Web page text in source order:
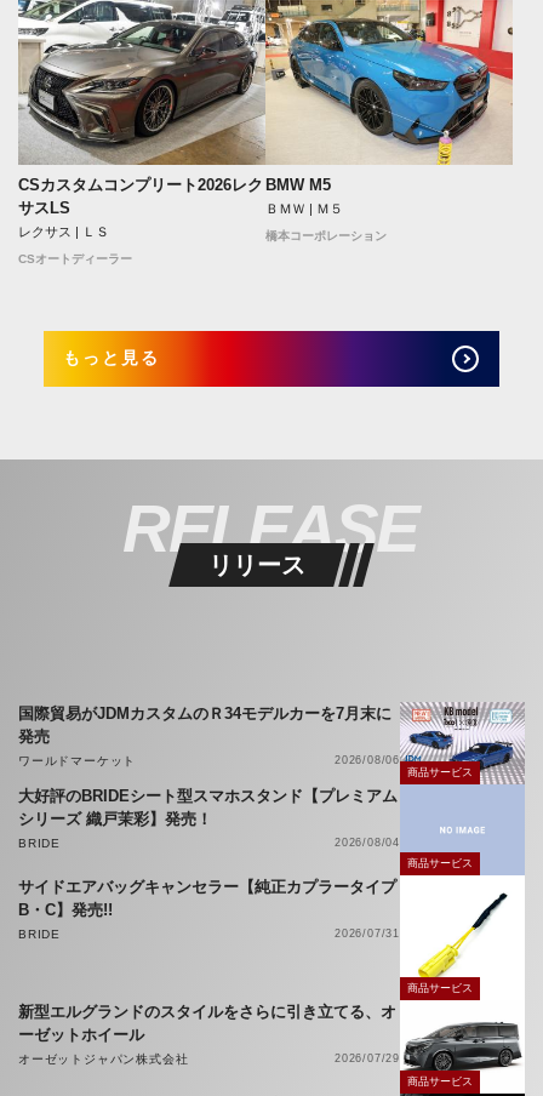
CSカスタムコンプリート2026レク
サスLS
レクサス | ＬＳ
CSオートディーラー
BMW M5
ＢＭＷ | Ｍ５
橋本コーポレーション
もっと見る
RELEASE
リリース
国際貿易がJDMカスタムのＲ34モデルカーを7月末に
発売
ワールドマーケット
2026/08/06
商品サービス
大好評のBRIDEシート型スマホスタンド【プレミアム
シリーズ 織戸茉彩】発売！
BRIDE
2026/08/04
商品サービス
サイドエアバッグキャンセラー【純正カプラータイプ
B・C】発売!!
BRIDE 2026/07/31
商品サービス
新型エルグランドのスタイルをさらに引き立てる、オ
ーゼットホイール
オーゼットジャパン株式会社
2026/07/29
商品サービス